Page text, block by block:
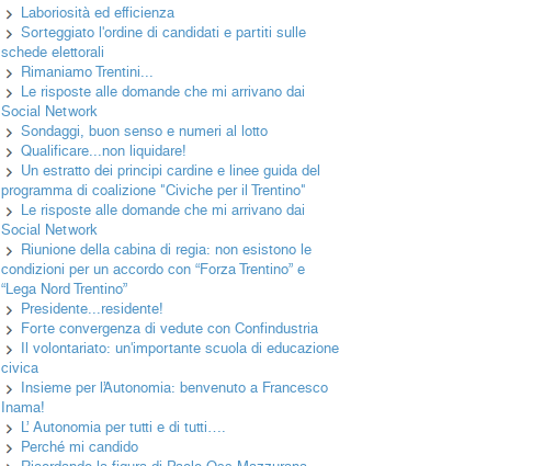
Laboriosità ed efficienza
Sorteggiato l'ordine di candidati e partiti sulle
schede elettorali
Rimaniamo Trentini...
Le risposte alle domande che mi arrivano dai
Social Network
Sondaggi, buon senso e numeri al lotto
Qualificare...non liquidare!
Un estratto dei principi cardine e linee guida del
programma di coalizione "Civiche per il Trentino"
Le risposte alle domande che mi arrivano dai
Social Network
Riunione della cabina di regia: non esistono le
condizioni per un accordo con “Forza Trentino” e
“Lega Nord Trentino”
Presidente...residente!
Forte convergenza di vedute con Confindustria
Il volontariato: un'importante scuola di educazione
civica
Insieme per l’Autonomia: benvenuto a Francesco
Inama!
L’ Autonomia per tutti e di tutti….
Perché mi candido